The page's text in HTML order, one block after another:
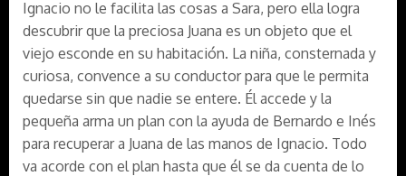
Ignacio no le facilita las cosas a Sara, pero ella logra
descubrir que la preciosa Juana es un objeto que el
viejo esconde en su habitación. La niña, consternada y
curiosa, convence a su conductor para que le permita
quedarse sin que nadie se entere. Él accede y la
pequeña arma un plan con la ayuda de Bernardo e Inés
para recuperar a Juana de las manos de Ignacio. Todo
va acorde con el plan hasta que él se da cuenta de lo